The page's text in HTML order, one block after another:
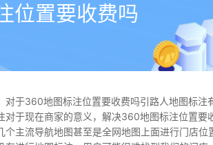
位置要收费吗
对于360地图标注位置要收费吗引路人地图标
于现在商家的意义，解决360地图标注位置要
主流导航地图甚至是全网地图上面进行门店